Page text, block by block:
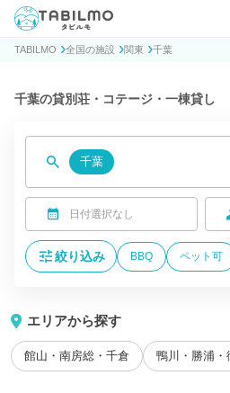
貸別荘コテージ・一棟貸し宿泊予約サイト
TABILMO 全国の施設 関東 千葉
千葉の貸別荘・コテージ・一棟貸し
千葉
日付選択なし
絞り込み BBQ ペット可
エリアから探す
館山・南房総・千倉 鴨川・勝浦・